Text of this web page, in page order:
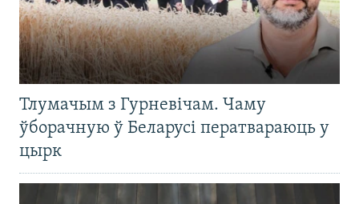
Тлумачым з Гурневічам. Чаму
ўборачную ў Беларусі ператвараюць у
цырк